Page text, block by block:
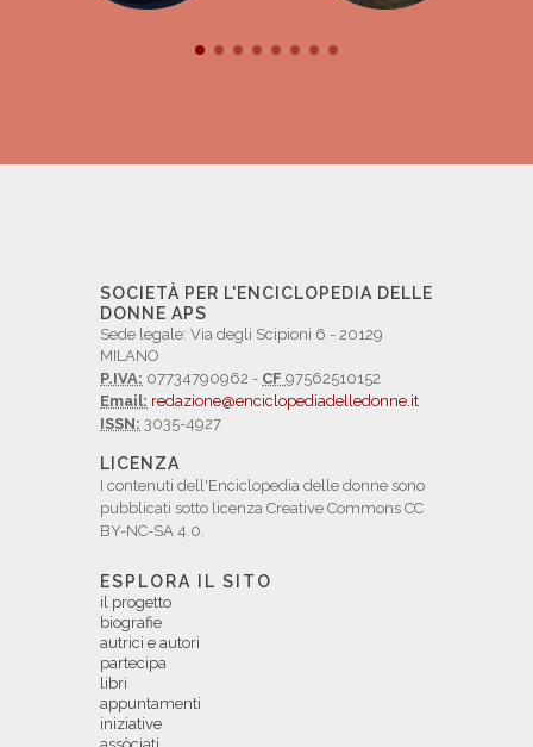
SOCIETÀ PER L'ENCICLOPEDIA DELLE
DONNE APS
Sede legale: Via degli Scipioni 6 - 20129
MILANO
P.IVA: 07734790962 - CF 97562510152
Email: redazione@enciclopediadelledonne.it
ISSN: 3035-4927
LICENZA
I contenuti dell'Enciclopedia delle donne sono
pubblicati sotto licenza Creative Commons CC
BY-NC-SA 4.0.
ESPLORA IL SITO
il progetto
biografie
autrici e autori
partecipa
libri
appuntamenti
iniziative
assòciati